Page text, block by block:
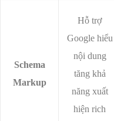
Schema
Markup
Hỗ trợ
Google hiểu
nội dung
tăng khả
năng xuất
hiện rich